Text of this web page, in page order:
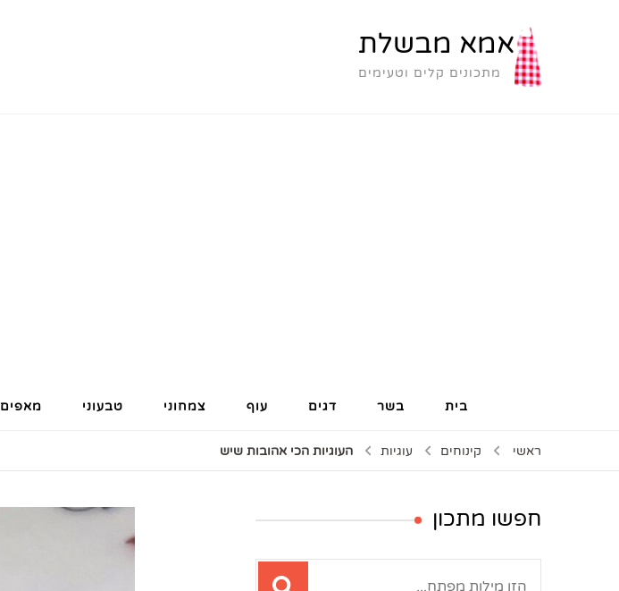
אמא מבשלת
מתכונים קלים וטעימים
בית בשר דגים עוף צמחוני טבעוני מאפים
ראשי קינוחים עוגיות העוגיות הכי אהובות שיש
חפשו מתכון